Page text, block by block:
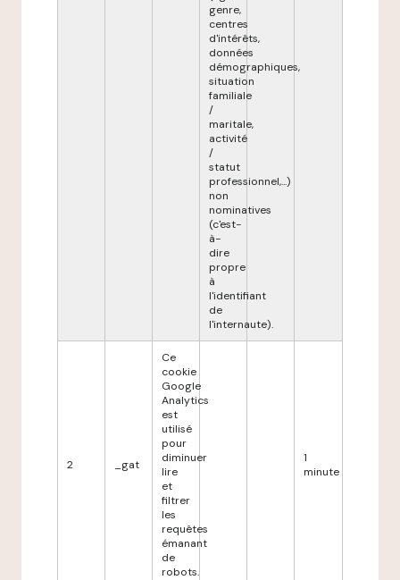
genre,
centres
d'intérêts,
données
démographiques,
situation
familiale
/
maritale,
activité
/
statut
professionnel,...)
non
nominatives
(c'est-
à-
dire
propre
à
l'identifiant
de
l'internaute).
2 _gat
Ce
cookie
Google
Analytics
est
utilisé
pour
diminuer
lire
et
filtrer
les
requêtes
émanant
de
robots.
1
minute